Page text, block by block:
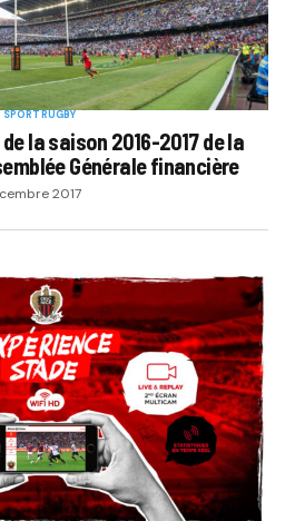
SPORT RUGBY
la saison 2016-2017 de la
Générale financière
2017